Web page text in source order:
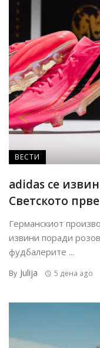
ВЕСТИ
adidas се
Светското
Германскиот
извини поради
фудбалерите ...
By Julija 5 дена ago